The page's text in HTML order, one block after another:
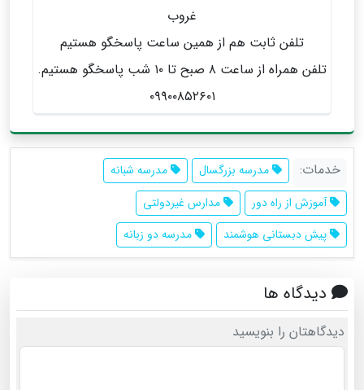
غروب
تلفن ثابت هم از همین ساعت پاسخگو هستیم
تلفن همراه از ساعت ۸ صبح تا ۱۰ شب پاسخگو هستیم.
۰۹۹۰۰۸۵۲۶۰۱
خدمات: مدرسه بزرگسال
مدرسه شبانه
آموزش از راه دور
مدارس غیردولتی
پیش دبستانی هوشمند
مدرسه دو زبانه
دیدگاه ها
دیدگاهتان را بنویسید